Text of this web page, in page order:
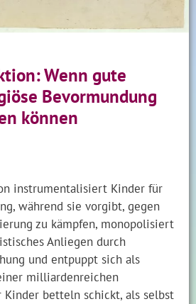
Wenn gute
Bevormundung
können
instrumentalisiert Kinder für
während sie vorgibt, gegen
zu kämpfen, monopolisiert
Anliegen durch
und entpuppt sich als
milliardenreichen
betteln schickt, als selbst